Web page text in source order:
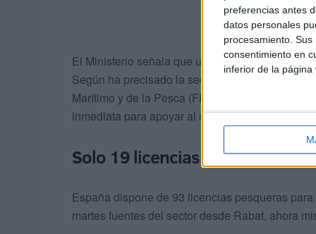
preferencias antes
datos personales
procesamiento.
consentimiento en
inferior de la página
El Ministerio señala que una de las
Según ha precisado la secretaria general, las
Marítimo y de la Pesca (FEMP), aún disponible
inmediata para apoyar al sector pesquero.
Solo 19 licencias pesqueras
España dispone de 93 licencias pesqueras
martes fuentes del sector desde Rabat, ahora